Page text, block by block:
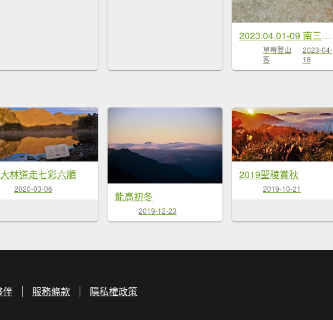
2023.04.01-09 南三段8+1日☀(含童話世界下亞力士過無雙吊橋)
草莓登山
客
2023-04-
18
林道走七彩六順
2020-03-06
能高初冬
2019-12-23
2019聖稜賞秋
2019-10-21
伴 服務條款 隱私權政策